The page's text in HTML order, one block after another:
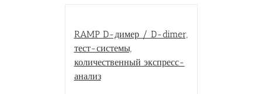
RAMP D-димер / D-dimer,
тест-системы,
количественный экспресс-
анализ